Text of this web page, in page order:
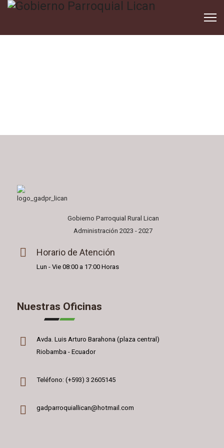
Gobierno Parroquial Rural Lican
Administración 2023 - 2027
Horario de Atención
Lun - Vie 08:00 a 17:00 Horas
Nuestras Oficinas
Avda. Luis Arturo Barahona (plaza central)
Riobamba - Ecuador
Teléfono: (+593) 3 2605145
gadparroquiallican@hotmail.com